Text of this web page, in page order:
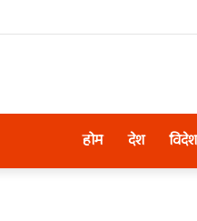
होम देश विदेश